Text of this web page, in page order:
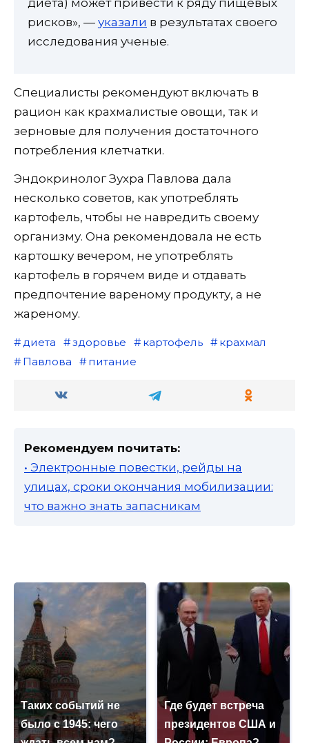
рисков», — указали в результатах своего
исследования ученые.
Специалисты рекомендуют включать в
рацион как крахмалистые овощи, так и
зерновые для получения достаточного
потребления клетчатки.
Эндокринолог Зухра Павлова дала
несколько советов, как употреблять
картофель, чтобы не навредить своему
организму. Она рекомендовала не есть
картошку вечером, не употреблять
картофель в горячем виде и отдавать
предпочтение вареному продукту, а не
жареному.
диета здоровье картофель
крахмал
Павлова
питание
Рекомендуем почитать:
• Электронные повестки, рейды на
улицах, сроки окончания мобилизации:
что важно знать запасникам
Таких событий не
было с 1945: чего
Где будет встреча
президентов США и